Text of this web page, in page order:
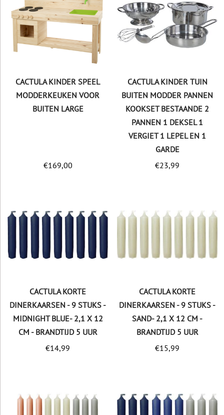
CACTULA KINDER SPEEL
MODDERKEUKEN VOOR
BUITEN LARGE
€169,00
CACTULA KINDER TUIN
BUITEN MODDER PANNEN
KOOKSET BESTAANDE 2
PANNEN 1 DEKSEL 1
VERGIET 1 LEPEL EN 1
GARDE
€23,99
CACTULA KORTE
DINERKAARSEN - 9 STUKS -
MIDNIGHT BLUE- 2,1 X 12
CM - BRANDTIJD 5 UUR
€14,99
CACTULA KORTE
DINERKAARSEN - 9 STUKS -
SAND- 2,1 X 12 CM -
BRANDTIJD 5 UUR
€15,99